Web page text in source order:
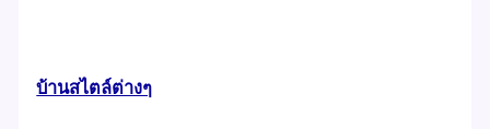
บ้านสไตล์ต่างๆ